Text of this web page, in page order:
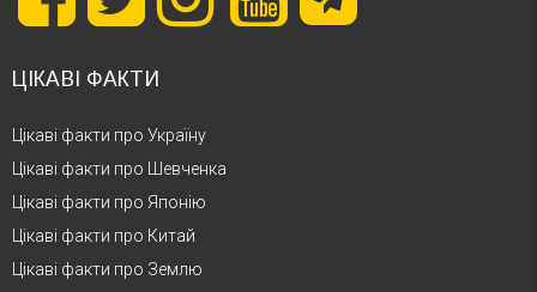
ЦІКАВІ ФАКТИ
Цікаві факти про Україну
Цікаві факти про Шевченка
Цікаві факти про Японію
Цікаві факти про Китай
Цікаві факти про Землю